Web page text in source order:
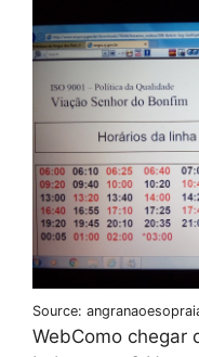
Source:
WebComo chegar